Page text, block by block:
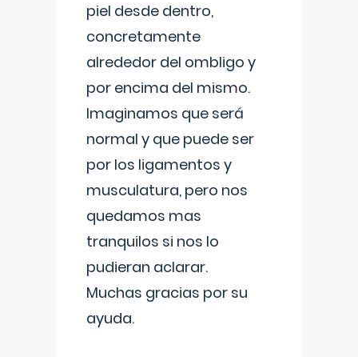
piel desde dentro,
concretamente
alrededor del ombligo y
por encima del mismo.
Imaginamos que será
normal y que puede ser
por los ligamentos y
musculatura, pero nos
quedamos mas
tranquilos si nos lo
pudieran aclarar.
Muchas gracias por su
ayuda.